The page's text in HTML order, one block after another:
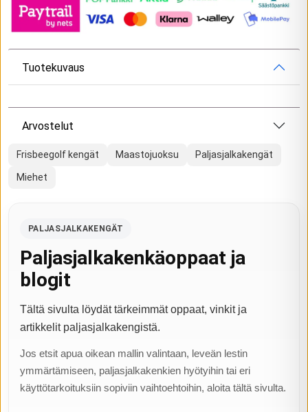
Tuotekuvaus
Arvostelut
Frisbeegolf kengät Maastojuoksu Paljasjalkakengät
Miehet
PALJASJALKAKENGÄT
Paljasjalkakenkäoppaat ja
blogit
Tältä sivulta löydät tärkeimmät oppaat, vinkit ja
artikkelit paljasjalkakengistä.
Jos etsit apua oikean mallin valintaan, leveän lestin
ymmärtämiseen, paljasjalkakenkien hyötyihin tai eri
käyttötarkoituksiin sopiviin vaihtoehtoihin, aloita tältä sivulta.